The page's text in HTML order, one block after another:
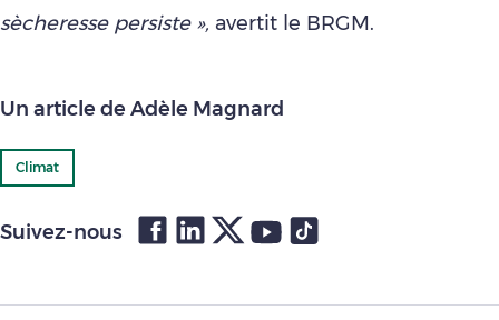
sècheresse persiste », avertit le BRGM.
Un article de Adèle Magnard
Climat
Suivez-nous